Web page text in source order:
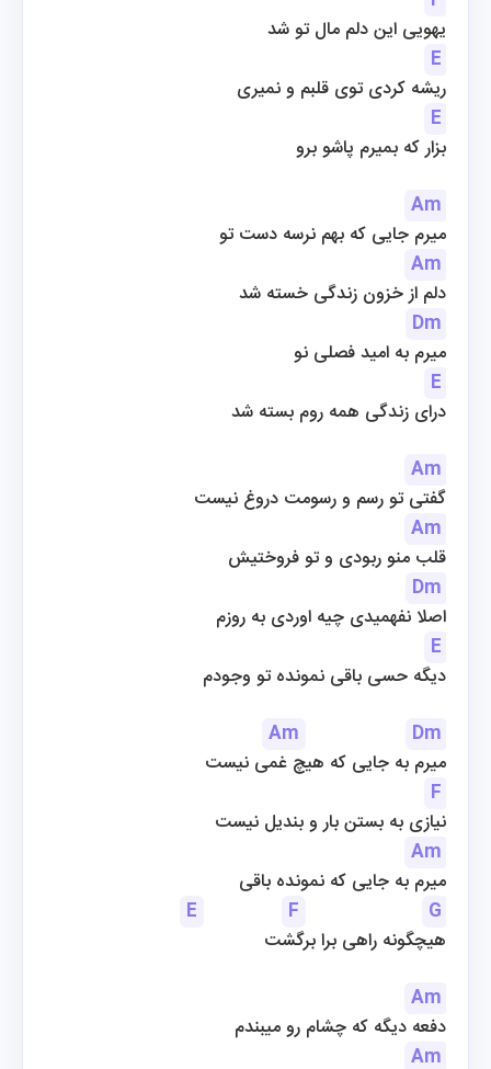
یهویی این دلم مال تو شد
E
ریشه کردی توی قلبم و نمیری
E
بزار که بمیرم پاشو برو
Am
میرم جایی که بهم نرسه دست تو
Am
دلم از خزون زندگی خسته شد
Dm
میرم به امید فصلی نو
E
درای زندگی همه روم بسته شد
Am
گفتی تو رسم و رسومت دروغ نیست
Am
قلب منو ربودی و تو فروختیش
Dm
اصلا نفهمیدی چیه اوردی به روزم
E
دیگه حسی باقی نمونده تو وجودم
Am
Dm
میرم به جایی که هیچ غمی نیست
F
نیازی به بستن بار و بندیل نیست
Am
میرم به جایی که نمونده باقی
E
F
G
هیچگونه راهی برا برگشت
Am
دفعه دیگه که چشام رو میبندم
Am